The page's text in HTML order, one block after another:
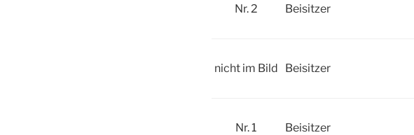
Nr. 2 Beisitzer
nicht im Bild Beisitzer
Nr. 1 Beisitzer